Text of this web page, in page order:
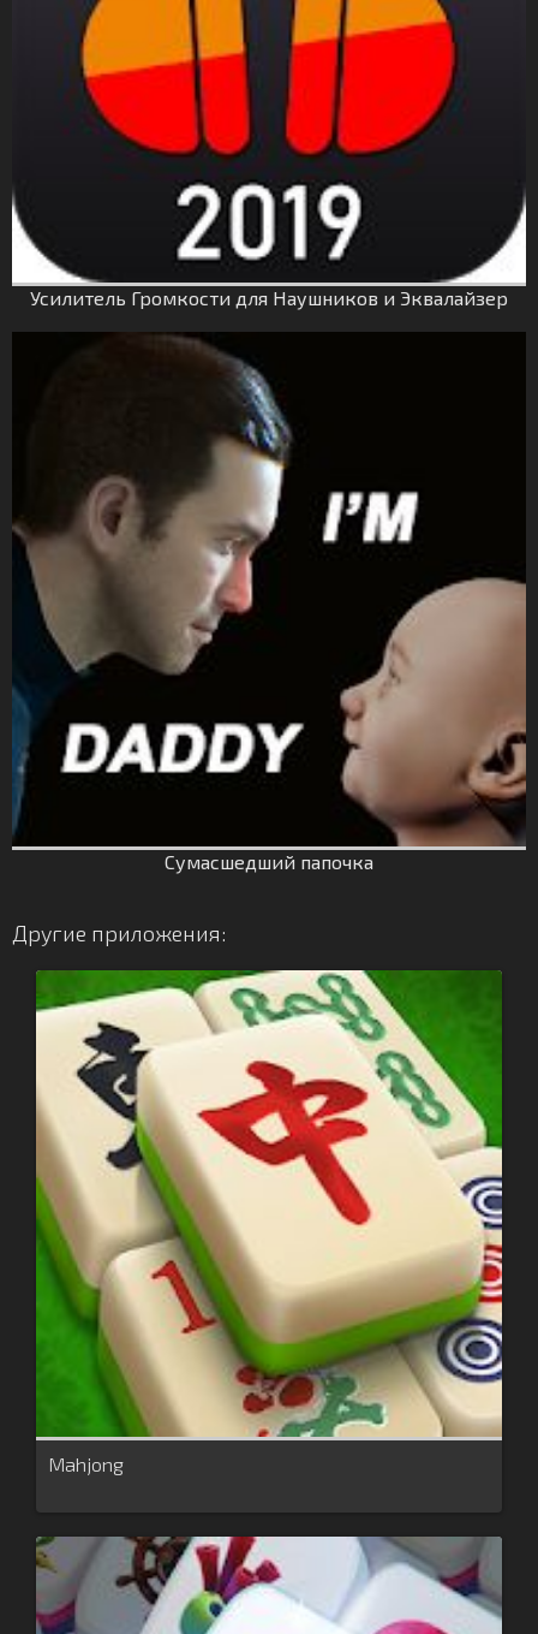
Усилитель Громкости для Наушников и Эквалайзер
Сумасшедший папочка
Другие приложения:
Mahjong